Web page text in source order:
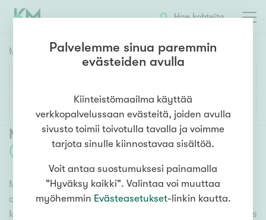
Hae kohteita
Myyntikohteet
1h 2h 3h 4h 5h+
Asuntotyyppi
Kerros-/luhtitalo
Rivitalo/paritalo
Lisää hakuehtoja
Myytävät asunnot Helsinki Suurmetsä
(
Meiltä löydät myytävät asunnot Helsinki Suurmetsä,
oli tarpeesi mikä vain! Tuhansien kohteiden ja satojen
kiinteistönvälittäjien verkostomme auttaa sinua kenties
Palvelemme sinua paremmin
evästeiden avulla
Kiinteistömaailma käyttää
verkkopalvelussaan evästeitä, joiden avulla
sivusto toimii toivotulla tavalla ja voimme
tarjota sinulle kiinnostavaa sisältöä.
Voit antaa suostumuksesi painamalla
"Hyväksy kaikki". Valintaa voi muuttaa
myöhemmin Evästeasetukset-linkin kautta.